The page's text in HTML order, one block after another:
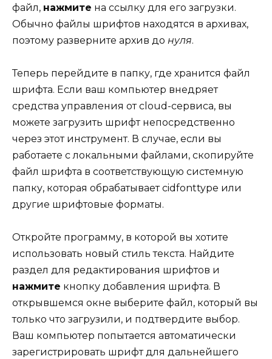
файл, нажмите на ссылку для его загрузки.
Обычно файлы шрифтов находятся в архивах,
поэтому разверните архив до нуля.
Теперь перейдите в папку, где хранится файл
шрифта. Если ваш компьютер внедряет
средства управления от cloud-сервиса, вы
можете загрузить шрифт непосредственно
через этот инструмент. В случае, если вы
работаете с локальными файлами, скопируйте
файл шрифта в соответствующую системную
папку, которая обрабатывает cidfonttype или
другие шрифтовые форматы.
Откройте программу, в которой вы хотите
использовать новый стиль текста. Найдите
раздел для редактирования шрифтов и
нажмите кнопку добавления шрифта. В
открывшемся окне выберите файл, который вы
только что загрузили, и подтвердите выбор.
Ваш компьютер попытается автоматически
зарегистрировать шрифт для дальнейшего